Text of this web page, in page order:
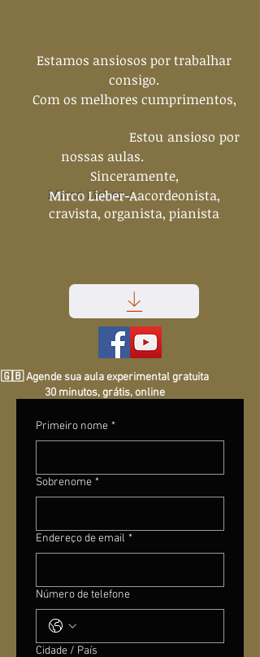
Estamos ansiosos por trabalhar
consigo.
Com os melhores cumprimentos,
Estou ansioso por
nossas aulas.
Sinceramente,
Mirco Lieber-Aacordeonista,
cravista, organista, pianista
🇬🇧 Agende sua aula experimental gratuita
30 minutos, grátis, online
Primeiro nome *
Sobrenome *
Endereço de email *
Número de telefone
Cidade / País